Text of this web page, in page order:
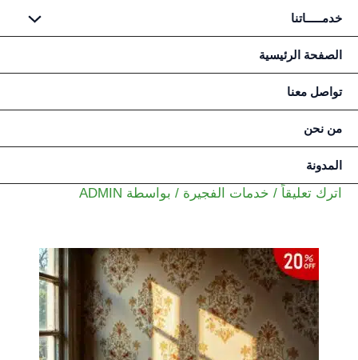
تخطي
إلى
المحتوى
خدمـــــاتنا
الصفحة الرئيسية
تواصل معنا
من نحن
المدونة
اترك تعليقاً / خدمات الفجيرة / بواسطة ADMIN